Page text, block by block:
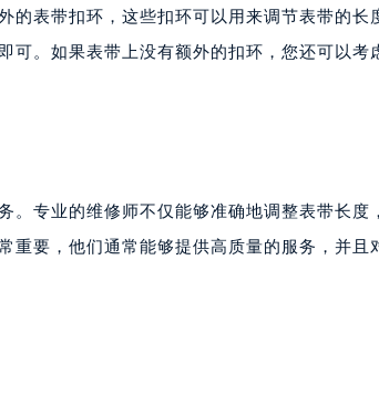
的表带扣环，这些扣环可以用来调节表带的长
可。如果表带上没有额外的扣环，您还可以考
。专业的维修师不仅能够准确地调整表带长度
重要，他们通常能够提供高质量的服务，并且